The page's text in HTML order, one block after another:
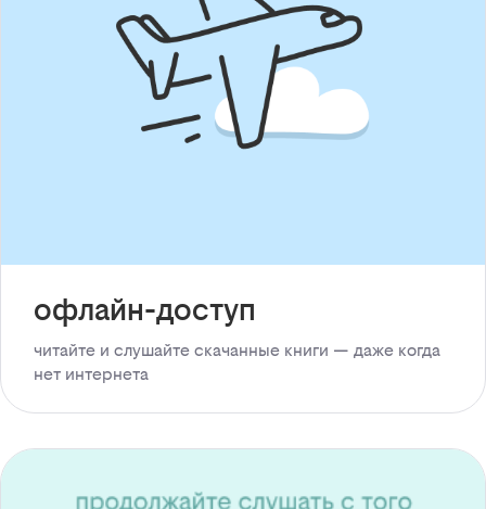
офлайн-доступ
читайте и слушайте скачанные книги — даже когда
нет интернета